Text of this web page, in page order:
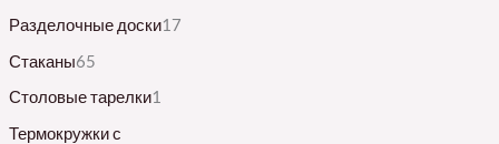
Разделочные доски17
Стаканы65
Столовые тарелки1
Термокружки с